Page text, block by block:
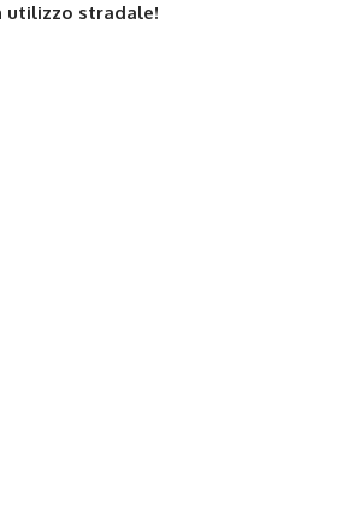
utilizzo stradale!